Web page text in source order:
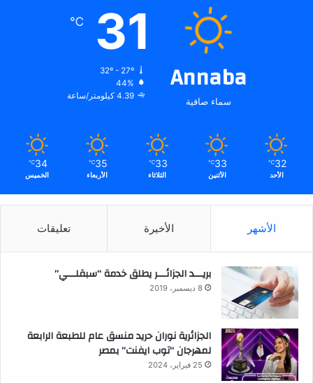
Annaba
سماء صافية
31
℃
32º - 27º
44%
4.39 كيلومتر/ساعة
32
℃
الأحد
33
℃
الأثنين
33
℃
الثلاثاء
35
℃
الأربعاء
34
℃
الخميس
الأشهر الأخيرة تعليقات
بريـــد الجزائـــر يطلق خدمة “سبقلـــي”
8 ديسمبر، 2019
الجزائرية نوران حريد منسق عام للطبعة الرابعة
لمهرجان “توب ايفنت” بمصر
25 فبراير، 2024